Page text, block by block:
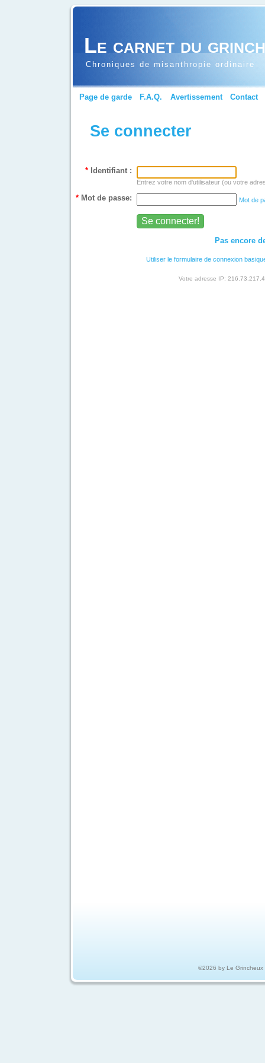
Le carnet du
Chroniques de misanthropie ordinaire
Page de garde F.A.Q. Avertissement Contact
Se connecter
* Identifiant :
Entrez votre nom d'utilisateur (ou votre
* Mot de passe: Mot de
Pas encore
Utiliser le formulaire de connexion
Votre adresse IP:
©2026 by Le Grincheux